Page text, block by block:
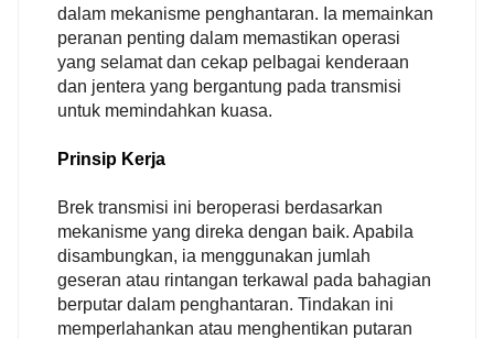
dalam mekanisme penghantaran. Ia memainkan
peranan penting dalam memastikan operasi
yang selamat dan cekap pelbagai kenderaan
dan jentera yang bergantung pada transmisi
untuk memindahkan kuasa.
Prinsip Kerja
Brek transmisi ini beroperasi berdasarkan
mekanisme yang direka dengan baik. Apabila
disambungkan, ia menggunakan jumlah
geseran atau rintangan terkawal pada bahagian
berputar dalam penghantaran. Tindakan ini
memperlahankan atau menghentikan putaran